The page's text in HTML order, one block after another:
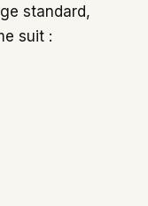
standard,
suit :